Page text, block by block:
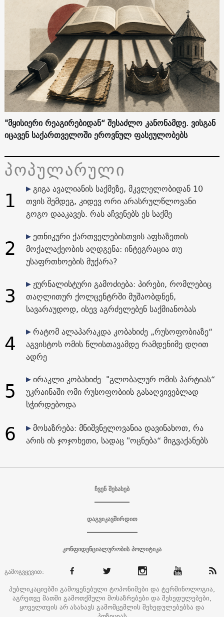
"მყისიერი რეაგირებიდან“ შესაძლო კანონამდე. ვისგან
იცავენ საქართველოში ეროვნულ ფასეულობებს
პოპულარული
1
გიგა ავალიანის საქმეზე, მკვლელობიდან 10
თვის შემდეგ, კიდევ ორი არასრულწლოვანი
გოგო დააკავეს. რას აჩვენებს ეს საქმე
2
ეთნიკური ქართველებისთვის აფხაზეთის
მოქალაქეობის აღდგენა: ინტეგრაცია თუ
უსაფრთხოების მუქარა?
3
ჟურნალისტური გამოძიება: პირები, რომლებიც
თაღლითურ ქოლცენტრში მუშაობდნენ,
სავარაუდოდ, ისევ აგრძელებენ საქმიანობას
4
რატომ ალაპარაკდა კობახიძე „რუსოფობიაზე“
აგვისტოს ომის წლისთავამდე რამდენიმე დღით
ადრე
5
ირაკლი კობახიძე: "გლობალურ ომის პარტიას“
უკრაინაში ომი რუსოფობიის გასაღვივებლად
სჭირდებოდა
6
მოსაზრება: მნიშვნელოვანია დავინახოთ, რა
არის ის ჯოჯოხეთი, სადაც "ოცნება“ მიგვაქანებს
ჩვენ შესახებ
დაგვიკავშირდით
კონფიდენციალურობის პოლიტიკა
გამოგვყევით:
პუბლიკაციებში გამოყენებული ტოპონიმები და ტერმინოლოგია,
აგრეთვე მათში გამოთქმული მოსაზრებები და შეხედულებები,
ყოველთვის არ ასახავს გამომცემლის შეხედულებებსა და